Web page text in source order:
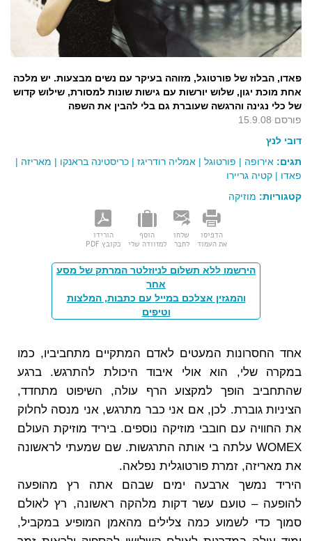
פאדו, הבלוז של פורטוגל, מזוהה בעיקר עם נשים מבצעות. יש מלכה
אחת מוכת יגון, שלוש יורשות עם גישות שונות למסורת, שילוש קדוש
של כלי נגינה והרגשה שעוברת גם בלי להבין את השפה
פורסם 15.9.08
דובי לנץ
תגים: אירופה | פורטוגל | אמליה רודריגז | כריסטינה בראנקו | מאריזה |
פאדו | קטיה גריירו
קטגוריות: מוזיקה
הדפיסו
את העמוד
שלחו
לחבר
הוסף
למזוודה שלי
הורידו
כקובץ PDF
הירשמו ללא תשלום לניוזלטר המרתק של מסע
אחר
והמגזין אצלכם במייל עם כתבות, המלצות
וטיפים
אחד החסרונות המעטים לאדם המתקיים מתחביביו, כמו
במקרה שלי, הוא אולי איבוד היכולת להתרגש. ברגע
שהתחביב הופך למקצוע הרף עולה, השיפוט מתחדד,
הציניות גוברת. לכן, אם אני כבר מתרגש, אני מנסה לחלוק
את החוויה עם חובבי מוזיקה נוספים. ביריד מוזיקת העולם
WOMEX עלתה בי אותה התרגשות. שם שמעתי לראשונה
את מאריזה, זמרת פורטוגלית נפלאה.
היריד נמשך ארבעה ימים שבהם אתה רץ מהופעה
להופעה – טועם עשר דקות מלהקה ראשונה, רץ לאולם
סמוך כדי לשמוע כמה צלילים מהאמן המופיע במקביל,